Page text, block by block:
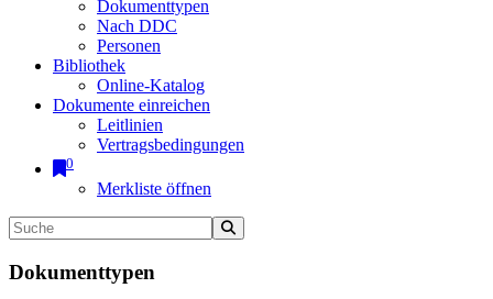
Dokumenttypen
Nach DDC
Personen
Bibliothek
Online-Katalog
Dokumente einreichen
Leitlinien
Vertragsbedingungen
0
Merkliste öffnen
Dokumenttypen